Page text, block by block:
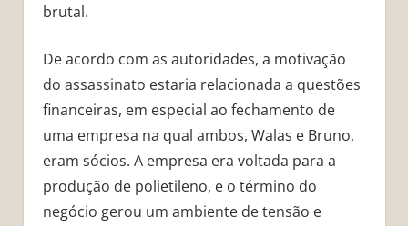
brutal.
De acordo com as autoridades, a motivação
do assassinato estaria relacionada a questões
financeiras, em especial ao fechamento de
uma empresa na qual ambos, Walas e Bruno,
eram sócios. A empresa era voltada para a
produção de polietileno, e o término do
negócio gerou um ambiente de tensão e